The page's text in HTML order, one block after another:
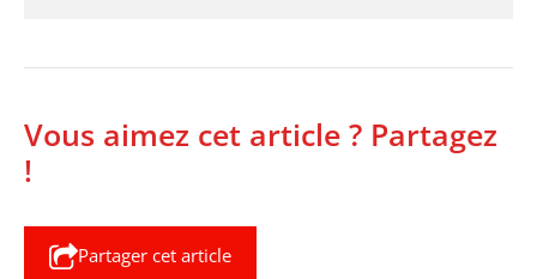
Vous aimez cet article ? Partagez
!
Partager cet article